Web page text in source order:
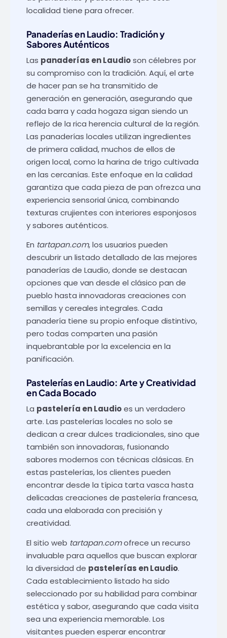
localidad tiene para ofrecer.
Panaderías en Laudio: Tradición y
Sabores Auténticos
Las panaderías en Laudioson célebres por
su compromiso con la tradición. Aquí, el arte
de hacer pan se ha transmitido de
generación en generación, asegurando que
cada barra y cada hogaza sigan siendo un
reflejo de la rica herencia cultural de la región.
Las panaderías locales utilizan ingredientes
de primera calidad, muchos de ellos de
origen local, como la harina de trigo cultivada
en las cercanías. Este enfoque en la calidad
garantiza que cada pieza de pan ofrezca una
experiencia sensorial única, combinando
texturas crujientes con interiores esponjosos
y sabores auténticos.
En tartapan.com, los usuarios pueden
descubrir un listado detallado de las mejores
panaderías de Laudio, donde se destacan
opciones que van desde el clásico pan de
pueblo hasta innovadoras creaciones con
semillas y cereales integrales. Cada
panadería tiene su propio enfoque distintivo,
pero todas comparten una pasión
inquebrantable por la excelencia en la
panificación.
Pastelerías en Laudio: Arte y Creatividad
en Cada Bocado
La pastelería en Laudioes un verdadero
arte. Las pastelerías locales no solo se
dedican a crear dulces tradicionales, sino que
también son innovadoras, fusionando
sabores modernos con técnicas clásicas. En
estas pastelerías, los clientes pueden
encontrar desde la típica tarta vasca hasta
delicadas creaciones de pastelería francesa,
cada una elaborada con precisión y
creatividad.
El sitio web tartapan.comofrece un recurso
invaluable para aquellos que buscan explorar
la diversidad de pastelerías en Laudio.
Cada establecimiento listado ha sido
seleccionado por su habilidad para combinar
estética y sabor, asegurando que cada visita
sea una experiencia memorable. Los
visitantes pueden esperar encontrar